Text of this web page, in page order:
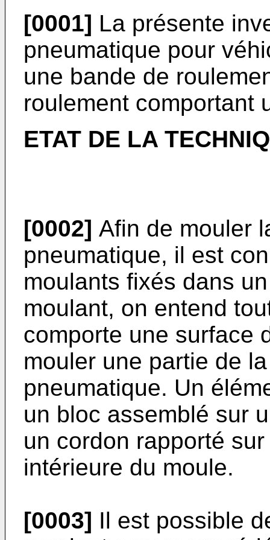
[0001] La présente
pneumatique pour
une bande de
roulement comportant
ETAT DE LA
[0002] Afin de mouler
pneumatique, il est
moulants fixés dans
moulant, on entend
comporte une surface
mouler une partie de
pneumatique. Un
un bloc assemblé sur
un cordon rapporté
intérieure du moule.
[0003] Il est possible